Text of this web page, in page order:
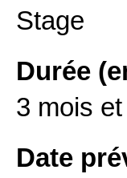
Stage
Durée
3 mois
Date